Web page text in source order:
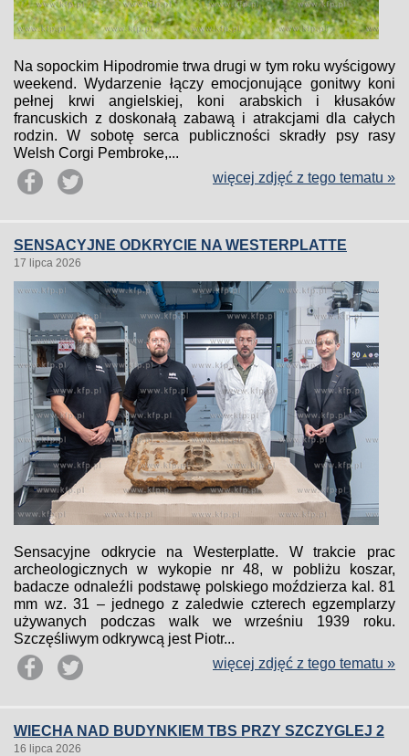
Na sopockim Hipodromie trwa drugi w tym roku wyścigowy
weekend. Wydarzenie łączy emocjonujące gonitwy koni
pełnej krwi angielskiej, koni arabskich i kłusaków
francuskich z doskonałą zabawą i atrakcjami dla całych
rodzin. W sobotę serca publiczności skradły psy rasy
Welsh Corgi Pembroke,...
więcej zdjęć z tego tematu »
SENSACYJNE ODKRYCIE NA WESTERPLATTE
17 lipca 2026
Sensacyjne odkrycie na Westerplatte. W trakcie prac
archeologicznych w wykopie nr 48, w pobliżu koszar,
badacze odnaleźli podstawę polskiego moździerza kal. 81
mm wz. 31 – jednego z zaledwie czterech egzemplarzy
używanych podczas walk we wrześniu 1939 roku.
Szczęśliwym odkrywcą jest Piotr...
więcej zdjęć z tego tematu »
WIECHA NAD BUDYNKIEM TBS PRZY SZCZYGLEJ 2
16 lipca 2026